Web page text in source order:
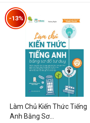
Làm Chủ Kiến Thức Tiếng
Anh Bằng Sơ...
-13%